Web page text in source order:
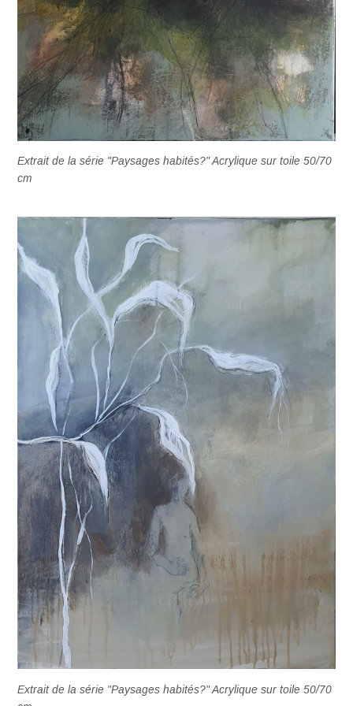
Extrait de la série "Paysages habités?" Acrylique sur toile 50/70
cm
Extrait de la série "Paysages habités?" Acrylique sur toile 50/70